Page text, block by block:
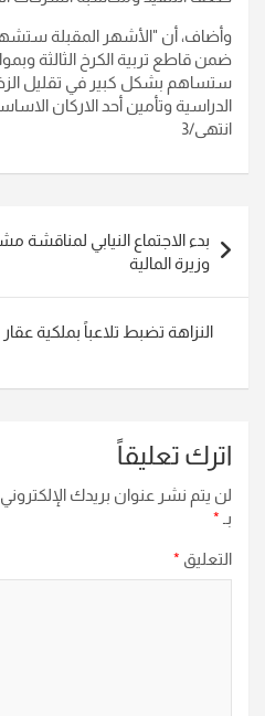
ضمن قاطع تربية الكرخ الثالثة
ستساهم بشكل كبير في تقليل
الدراسية وتأمين أحد الاركان
انتهى/3
المقالات
بدء الاجتماع النيابي لمناقشة
وزيرة المالية
النزاهة تضبط تلاعباً بملكية
اترك تعليقاً
لن يتم نشر عنوان بريدك الإلكتروني.
بـ *
التعليق *